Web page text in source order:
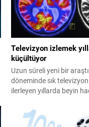
Televizyon izlemek
küçültüyor
Uzun süreli yeni bir
döneminde sık
ilerleyen yıllarda beyin
ortaya koydu.